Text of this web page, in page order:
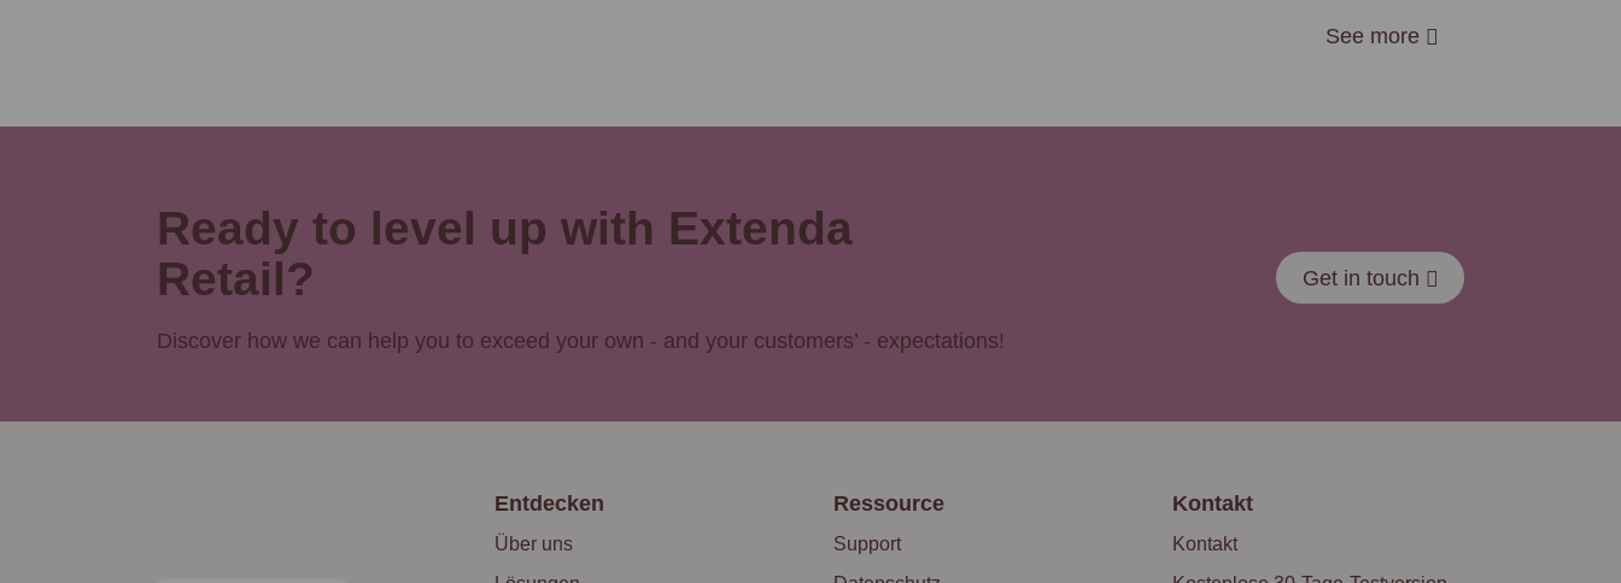
See more
Ready to level up with Extenda
Retail?
Discover how we can help you to exceed your own - and your customers’ - expectations!
Get in touch
Entdecken
Über uns
Ressource
Support
Kontakt
Kontakt